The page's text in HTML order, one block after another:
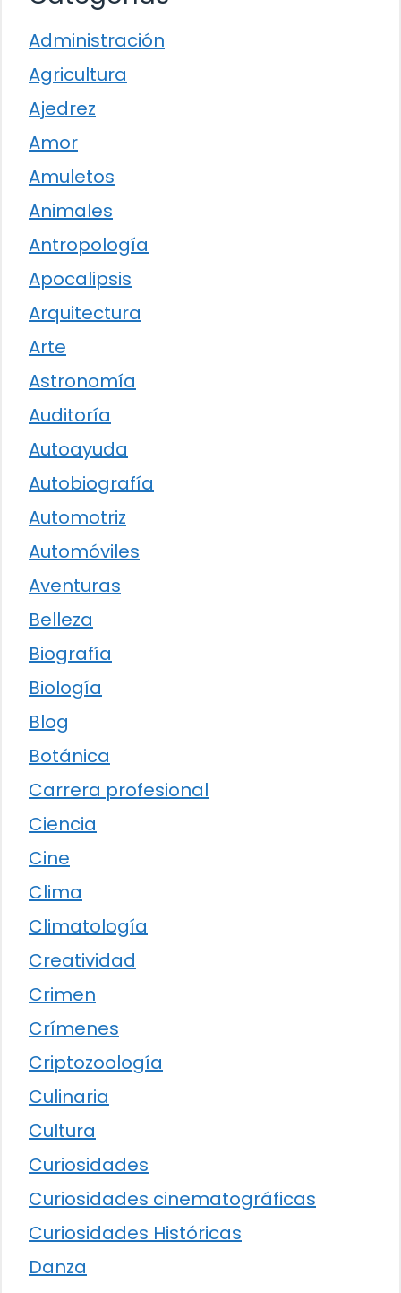
Administración
Agricultura
Ajedrez
Amor
Amuletos
Animales
Antropología
Apocalipsis
Arquitectura
Arte
Astronomía
Auditoría
Autoayuda
Autobiografía
Automotriz
Automóviles
Aventuras
Belleza
Biografía
Biología
Blog
Botánica
Carrera profesional
Ciencia
Cine
Clima
Climatología
Creatividad
Crimen
Crímenes
Criptozoología
Culinaria
Cultura
Curiosidades
Curiosidades cinematográficas
Curiosidades Históricas
Danza